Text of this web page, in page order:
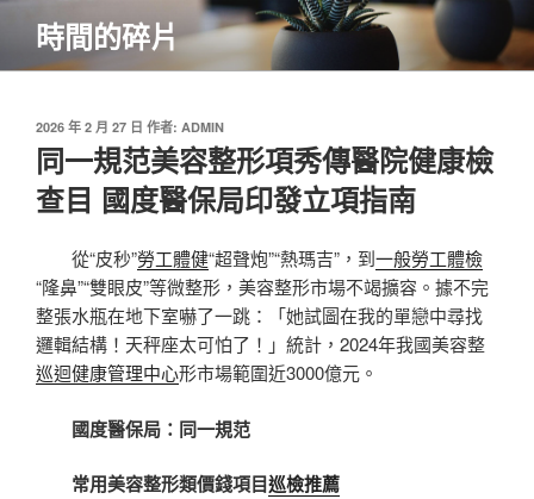
主
時間的碎片
發
佈
於
2026 年 2 月 27 日 作者: ADMIN
同一規范美容整形項秀傳醫院健康檢
查目 國度醫保局印發立項指南
從“皮秒”勞工體健“超聲炮”“熱瑪吉”，到一般勞工體檢
“隆鼻”“雙眼皮”等微整形，美容整形市場不竭擴容。據不完
整張水瓶在地下室嚇了一跳：「她試圖在我的單戀中尋找
邏輯結構！天秤座太可怕了！」統計，2024年我國美容整
巡迴健康管理中心形市場範圍近3000億元。
國度醫保局：同一規范
常用美容整形類價錢項目巡檢推薦